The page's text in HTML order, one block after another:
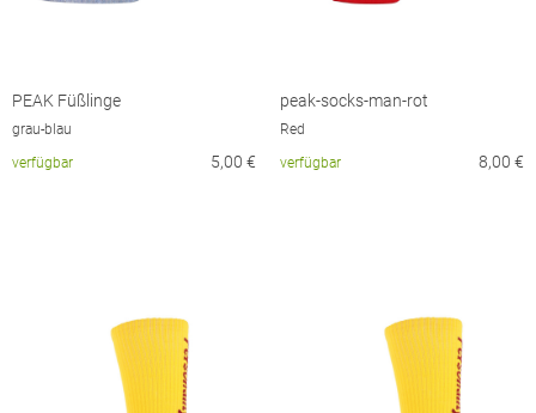
PEAK Füßlinge
grau-blau
verfügbar
5,00 €
peak-socks-man-rot
Red
verfügbar
8,00 €